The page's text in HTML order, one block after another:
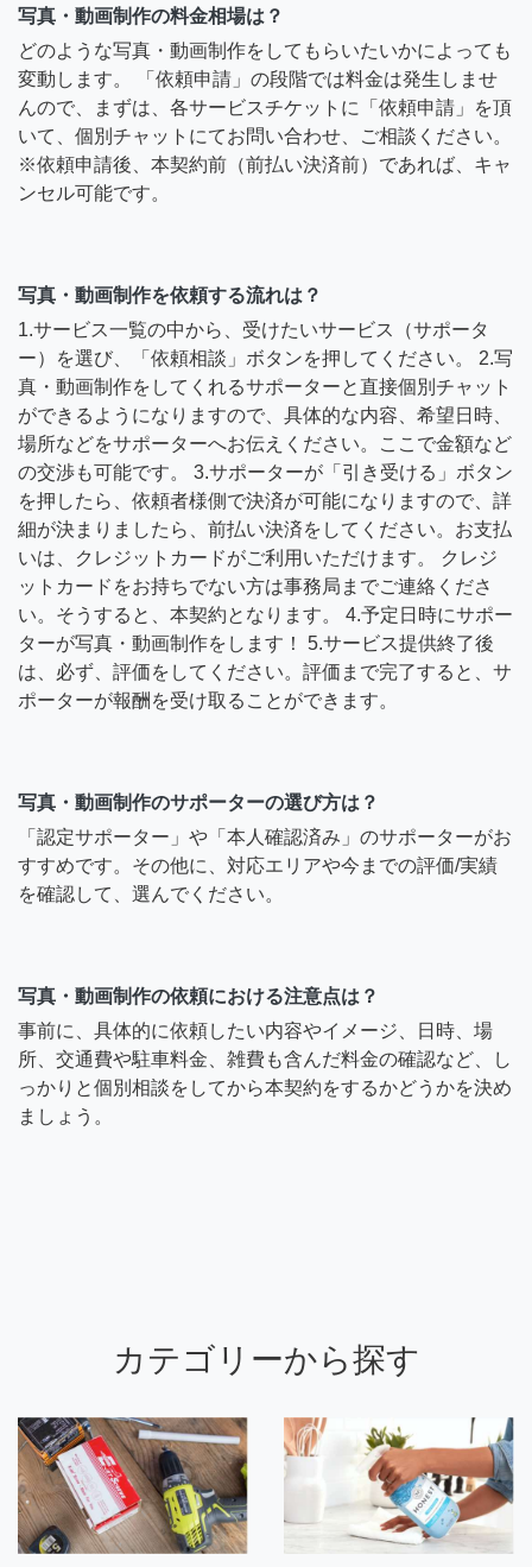
写真・動画制作の料金相場は？
どのような写真・動画制作をしてもらいたいかによっても
変動します。 「依頼申請」の段階では料金は発生しませ
んので、まずは、各サービスチケットに「依頼申請」を頂
いて、個別チャットにてお問い合わせ、ご相談ください。
※依頼申請後、本契約前（前払い決済前）であれば、キャ
ンセル可能です。
写真・動画制作を依頼する流れは？
1.サービス一覧の中から、受けたいサービス（サポータ
ー）を選び、「依頼相談」ボタンを押してください。 2.写
真・動画制作をしてくれるサポーターと直接個別チャット
ができるようになりますので、具体的な内容、希望日時、
場所などをサポーターへお伝えください。ここで金額など
の交渉も可能です。 3.サポーターが「引き受ける」ボタン
を押したら、依頼者様側で決済が可能になりますので、詳
細が決まりましたら、前払い決済をしてください。お支払
いは、クレジットカードがご利用いただけます。 クレジ
ットカードをお持ちでない方は事務局までご連絡くださ
い。そうすると、本契約となります。 4.予定日時にサポー
ターが写真・動画制作をします！ 5.サービス提供終了後
は、必ず、評価をしてください。評価まで完了すると、サ
ポーターが報酬を受け取ることができます。
写真・動画制作のサポーターの選び方は？
「認定サポーター」や「本人確認済み」のサポーターがお
すすめです。その他に、対応エリアや今までの評価/実績
を確認して、選んでください。
写真・動画制作の依頼における注意点は？
事前に、具体的に依頼したい内容やイメージ、日時、場
所、交通費や駐車料金、雑費も含んだ料金の確認など、し
っかりと個別相談をしてから本契約をするかどうかを決め
ましょう。
カテゴリーから探す